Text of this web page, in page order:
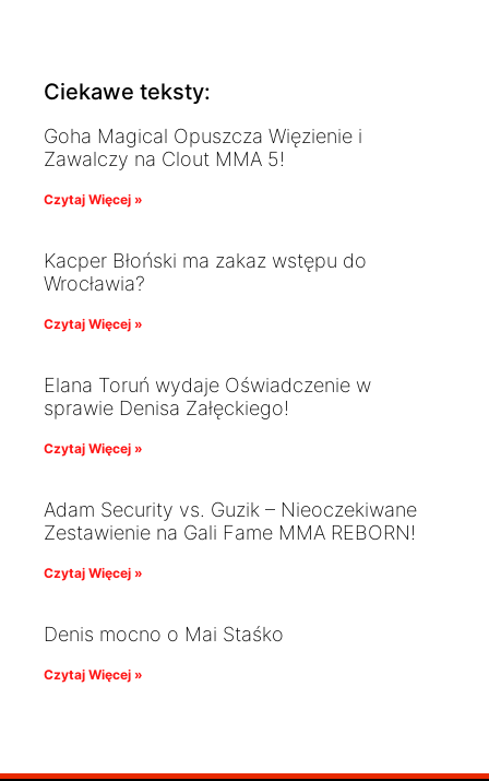
Ciekawe teksty:
Goha Magical Opuszcza Więzienie i
Zawalczy na Clout MMA 5!
Czytaj Więcej »
Kacper Błoński ma zakaz wstępu do
Wrocławia?
Czytaj Więcej »
Elana Toruń wydaje Oświadczenie w
sprawie Denisa Załęckiego!
Czytaj Więcej »
Adam Security vs. Guzik – Nieoczekiwane
Zestawienie na Gali Fame MMA REBORN!
Czytaj Więcej »
Denis mocno o Mai Staśko
Czytaj Więcej »